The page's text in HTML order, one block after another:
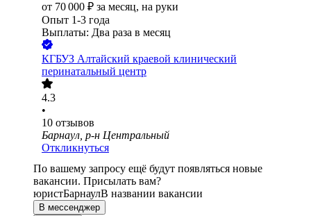
от 70 000 ₽ за месяц, на руки
Опыт 1-3 года
Выплаты: Два раза в месяц
КГБУЗ Алтайский краевой клинический
перинатальный центр
4.3
•
10 отзывов
Барнаул, р-н Центральный
Откликнуться
По вашему запросу ещё будут появляться новые
вакансии. Присылать вам?
юристБарнаулВ названии вакансии
В мессенджер